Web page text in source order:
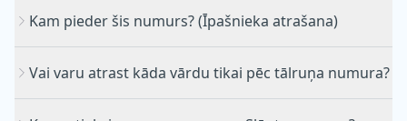
Kam pieder šis numurs? (Īpašnieka atrašana)
Vai varu atrast kāda vārdu tikai pēc tālruņa numura?